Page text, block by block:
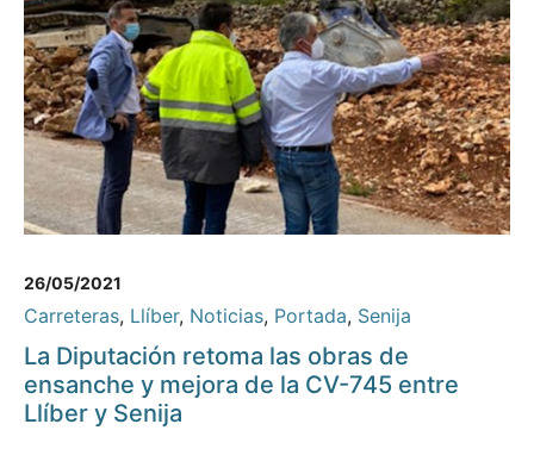
26/05/2021
Carreteras, Llíber, Noticias, Portada, Senija
La Diputación retoma las obras de
ensanche y mejora de la CV-745 entre
Llíber y Senija